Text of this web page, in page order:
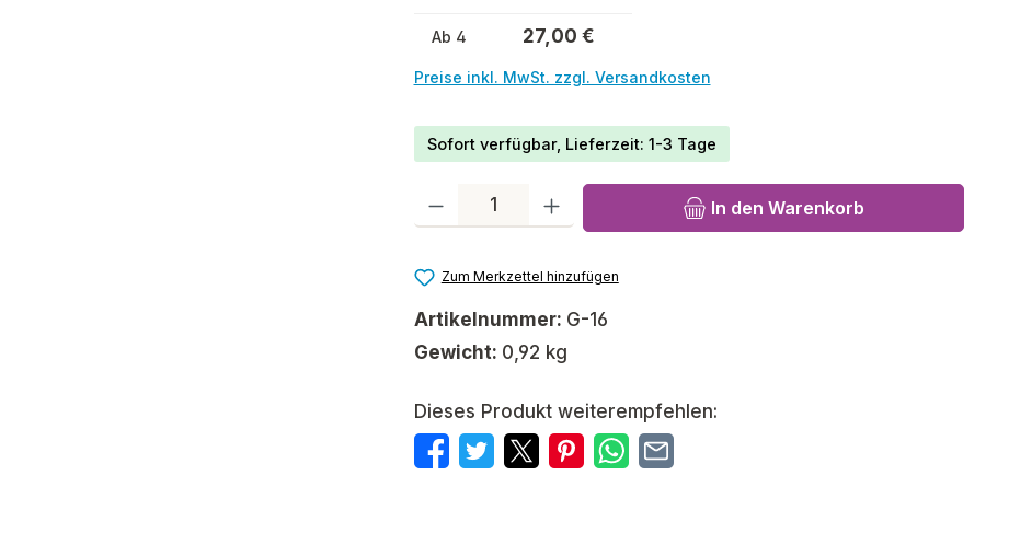
Ab 4 27,00 €
Preise inkl. MwSt. zzgl. Versandkosten
Sofort verfügbar, Lieferzeit: 1-3 Tage
Produkt Anzahl: Gib den gewünschten Wert ein oder benutze die
In den Warenkorb
Zum Merkzettel hinzufügen
Artikelnummer: G-16
Gewicht: 0,92 kg
Dieses Produkt weiterempfehlen: